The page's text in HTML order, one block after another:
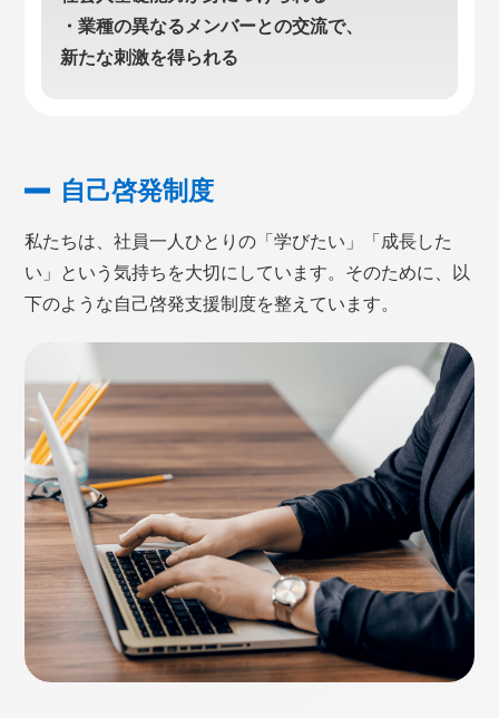
・業種の異なるメンバーとの交流で、
新たな刺激を得られる
自己啓発制度
私たちは、社員一人ひとりの「学びたい」「成長した
い」という気持ちを大切にしています。そのために、以
下のような自己啓発支援制度を整えています。